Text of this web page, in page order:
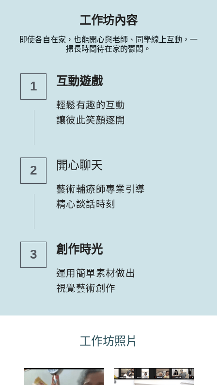
工作坊內容
即使各自在家，也能開心與老師、同學線上互動，一
掃長時間待在家的鬱悶。
1 互動遊戲
輕鬆有趣的互動
讓彼此笑顏逐開
2 開心聊天
藝術輔療師專業引導
精心談話時刻
3 創作時光
運用簡單素材做出
視覺藝術創作
工作坊照片